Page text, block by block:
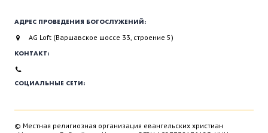
АДРЕС ПРОВЕДЕНИЯ БОГОСЛУЖЕНИЙ:
AG Loft (Варшавское шоссе 33, строение 5)
КОНТАКТ:
СОЦИАЛЬНЫЕ СЕТИ:
© Местная религиозная организация евангельских христиан